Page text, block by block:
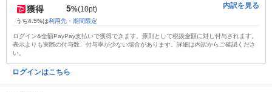
獲得 5%(10pt)
うち4.5%は利用先・期間限定
内訳を見る
ログイン&全額PayPay支払いで獲得できます。原則として税抜金額に対し付与されます。
表示よりも実際の付与数、付与率が少ない場合があります。詳細は内訳からご確認くださ
い。
ログインはこちら